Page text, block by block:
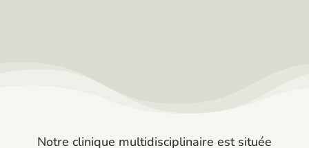
Notre clinique multidisciplinaire est située